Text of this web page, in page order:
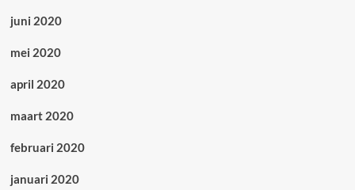
juni 2020
mei 2020
april 2020
maart 2020
februari 2020
januari 2020